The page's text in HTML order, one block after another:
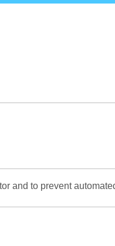
and to prevent